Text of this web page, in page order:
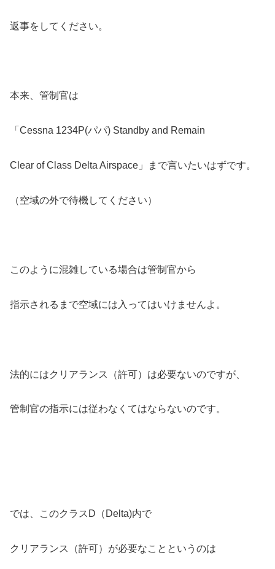
返事をしてください。
本来、管制官は
「Cessna 1234P(パパ) Standby and Remain
Clear of Class Delta Airspace」まで言いたいはずです。
（空域の外で待機してください）
このように混雑している場合は管制官から
指示されるまで空域には入ってはいけませんよ。
法的にはクリアランス（許可）は必要ないのですが、
管制官の指示には従わなくてはならないのです。
では、このクラスD（Delta)内で
クリアランス（許可）が必要なことというのは